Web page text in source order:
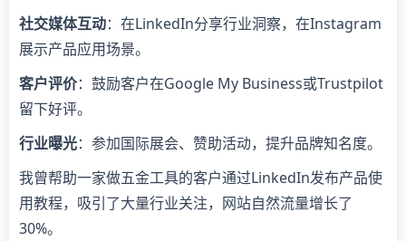
社交媒体互动：在LinkedIn分享行业洞察，在Instagram
展示产品应用场景。
客户评价：鼓励客户在Google My Business或Trustpilot
留下好评。
行业曝光：参加国际展会、赞助活动，提升品牌知名度。
我曾帮助一家做五金工具的客户通过LinkedIn发布产品使
用教程，吸引了大量行业关注，网站自然流量增长了
30%。